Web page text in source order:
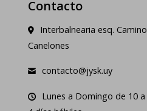
Contacto
Interbalnearia esq.
Canelones
contacto@jysk.uy
Lunes a Domingo de 10